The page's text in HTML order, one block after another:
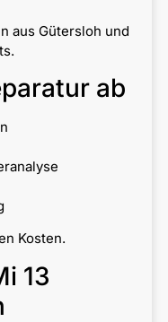
aus Gütersloh und
ab
Kosten.
13